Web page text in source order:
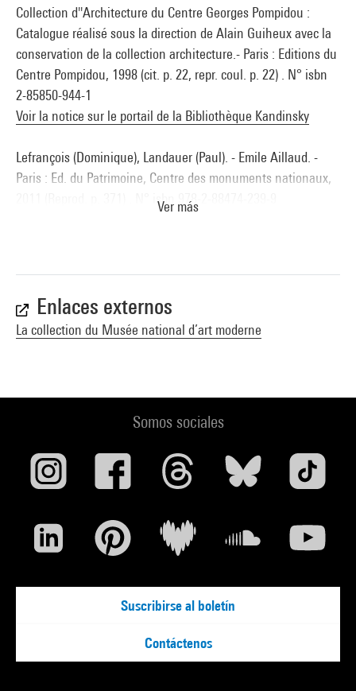
Collection d''Architecture du Centre Georges Pompidou :
Catalogue réalisé sous la direction de Alain Guiheux avec la
conservation de la collection architecture.- Paris : Editions du
Centre Pompidou, 1998 (cit. p. 22, repr. coul. p. 22) . N° isbn
2-85850-944-1
Voir la notice sur le portail de la Bibliothèque Kandinsky
Lefrançois (Dominique), Landauer (Paul). - Emile Aillaud. -
Paris : Ed. du Patrimoine, Centre des monuments nationaux,
2011 (Reprod. p. 371) . N° isbn 978-2-88474-239-9
Ver más
Enlaces externos
La collection du Musée national d’art moderne
Somos sociales
Suscribirse al boletín
Contáctenos